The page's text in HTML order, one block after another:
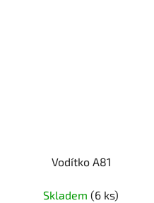
Vodítko A81
Skladem (6 ks)